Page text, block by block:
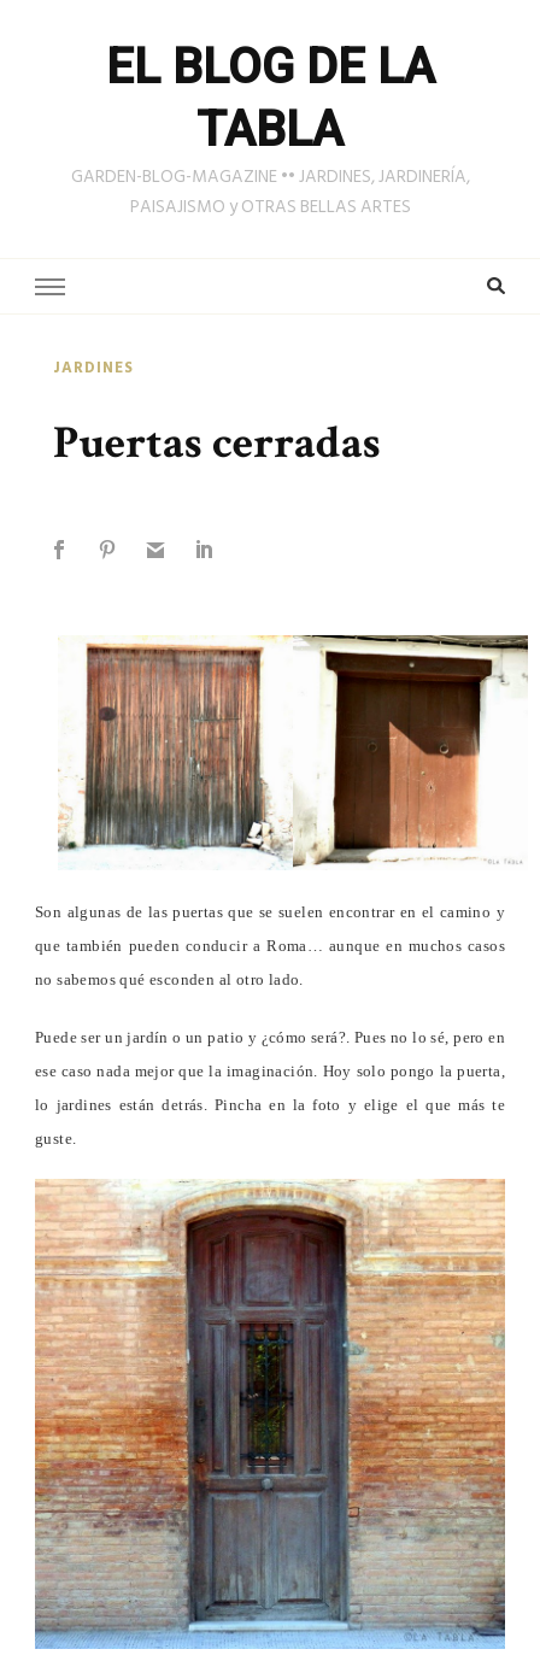
EL BLOG DE LA
TABLA
GARDEN-BLOG-MAGAZINE •• JARDINES, JARDINERÍA,
PAISAJISMO y OTRAS BELLAS ARTES
JARDINES
Puertas cerradas
Son algunas de las puertas que se suelen encontrar en el camino y
que también pueden conducir a Roma… aunque en muchos casos
no sabemos qué esconden al otro lado.
Puede ser un jardín o un patio y ¿cómo será?. Pues no lo sé, pero en
ese caso nada mejor que la imaginación. Hoy solo pongo la puerta,
lo jardines están detrás. Pincha en la foto y elige el que más te
guste.